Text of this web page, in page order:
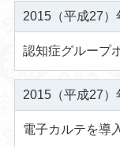
2015（平成27）
認知症グループ
2015（平成27）
電子カルテを導